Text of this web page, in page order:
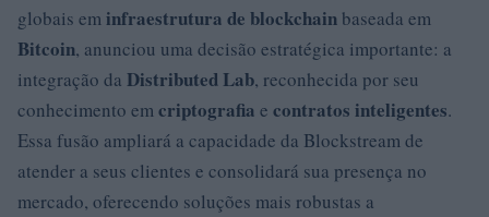
globais eminfraestrutura de blockchain baseada em
Bitcoin, anunciou uma decisão estratégica importante: a
integração da Distributed Lab, reconhecida por seu
conhecimento emcriptografia e contratos inteligentes.
Essa fusão ampliará a capacidade da Blockstream de
atender a seus clientes e consolidará sua presença no
mercado, oferecendo soluções mais robustas a